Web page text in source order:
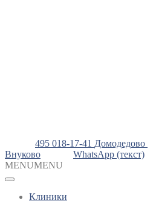
495 018-17-41 Домодедово
Внуково
WhatsApp (текст)
MENUMENU
Клиники